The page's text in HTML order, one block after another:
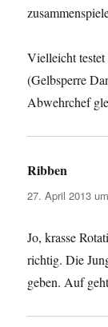
Vielleicht
(Gelbsperre
Abwehrchef
Ribben
27. April 2013
Jo, krasse
richtig. Die
geben. Auf